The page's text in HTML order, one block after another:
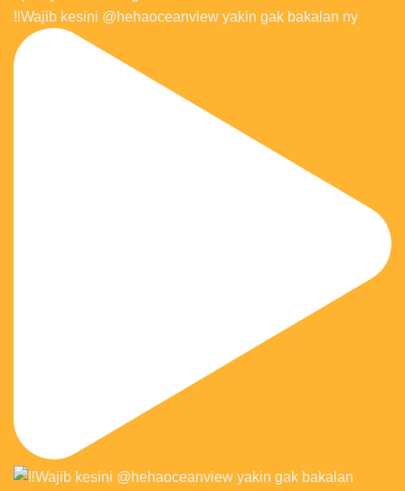
‼️Wajib kesini @hehaoceanview yakin gak bakalan ny